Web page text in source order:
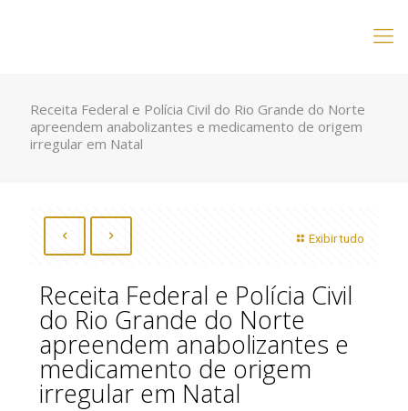
Receita Federal e Polícia Civil do Rio Grande do Norte
apreendem anabolizantes e medicamento de origem
irregular em Natal
Exibir tudo
Receita Federal e Polícia Civil
do Rio Grande do Norte
apreendem anabolizantes e
medicamento de origem
irregular em Natal